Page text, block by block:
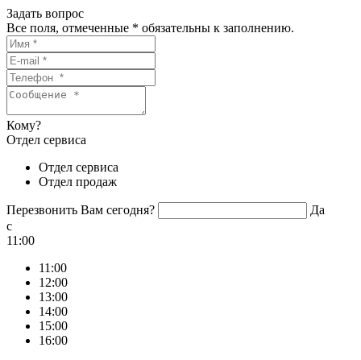
Задать вопрос
Все поля, отмеченные * обязательны к заполнению.
Кому?
Отдел сервиса
Отдел сервиса
Отдел продаж
Перезвонить Вам сегодня?
Да
c
11:00
11:00
12:00
13:00
14:00
15:00
16:00